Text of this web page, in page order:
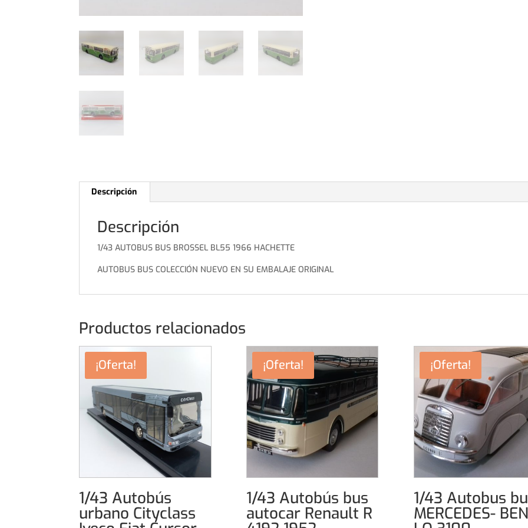
Descripción
Descripción
1/43 AUTOBUS BUS BROSSEL BL55 1966 HACHETTE
AUTOBUS BUS COLECCIÓN NUEVO EN SU EMBALAJE ORIGINAL
Productos relacionados
¡Oferta!
1/43 Autobús
urbano Cityclass
¡Oferta!
1/43 Autobús bus
autocar Renault R
¡Oferta!
1/43 Autobus
MERCEDES-